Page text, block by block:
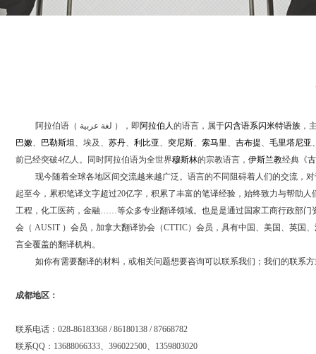
阿拉伯语（ ），即阿拉伯人的语言，属于闪含语系闪米特语族 ，
巴嫩、 巴勒斯坦、埃及、苏丹、利比亚、 突尼斯、索马里、吉布提、毛里塔尼亚
前已经突破4亿人。 同时阿拉伯语为全世界穆斯林的宗教语言，伊斯兰教经典《
现今随着全球各地区间交流越来越广泛。语言的不同阻碍着人们的交流，
起至今，累积笔译文字超过20亿字，积累了丰富的笔译经验，始终致力与帮助
工程，化工医药，金融……等众多专业翻译领域。也是是通过国家工商行政部
会（ AUSIT ）会员，加拿大翻译协会（CTTIC）会员，具有中国、美国、英国
言全覆盖的翻译机构。
如你有需要翻译的材料，或相关问题想要咨询可以联系我们；我们的联系
成都地区：
联系电话：028-86183368 / 86180138 / 87668782
联系QQ ： 13688066333、396022500、 1359803020